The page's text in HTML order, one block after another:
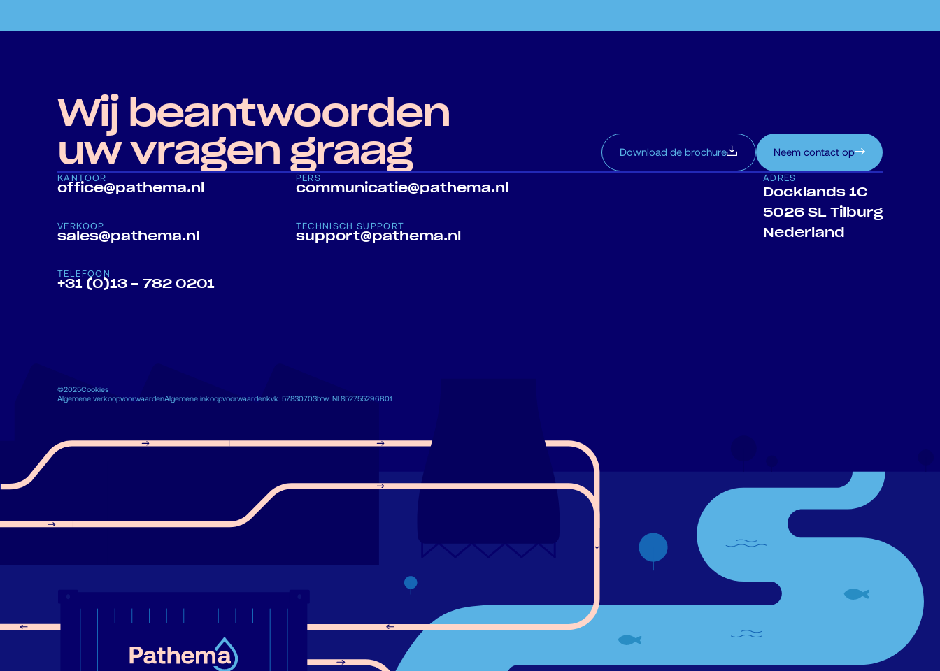
Wij beantwoorden
uw vragen graag
Download de brochure Neem contact op
KANTOOR
office@pathema.nl
PERS
communicatie@pathema.nl
VERKOOP
sales@pathema.nl
TECHNISCH SUPPORT
support@pathema.nl
TELEFOON
+31 (0)13 - 782 0201
ADRES
Docklands 1C
5026 SL Tilburg
Nederland
©2025Cookies
Algemene verkoopvoorwaardenAlgemene inkoopvoorwaardenkvk: 57830703btw: NL852755296B01